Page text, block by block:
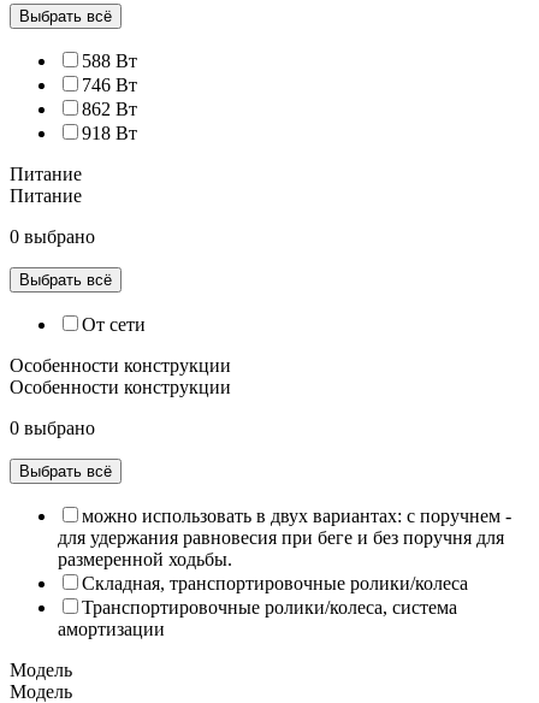
Выбрать всё
588 Вт
746 Вт
862 Вт
918 Вт
Питание
Питание
0 выбрано
Выбрать всё
От сети
Особенности конструкции
Особенности конструкции
0 выбрано
Выбрать всё
можно использовать в двух вариантах: с поручнем -
для удержания равновесия при беге и без поручня для
размеренной ходьбы.
Складная, транспортировочные ролики/колеса
Транспортировочные ролики/колеса, система
амортизации
Модель
Модель